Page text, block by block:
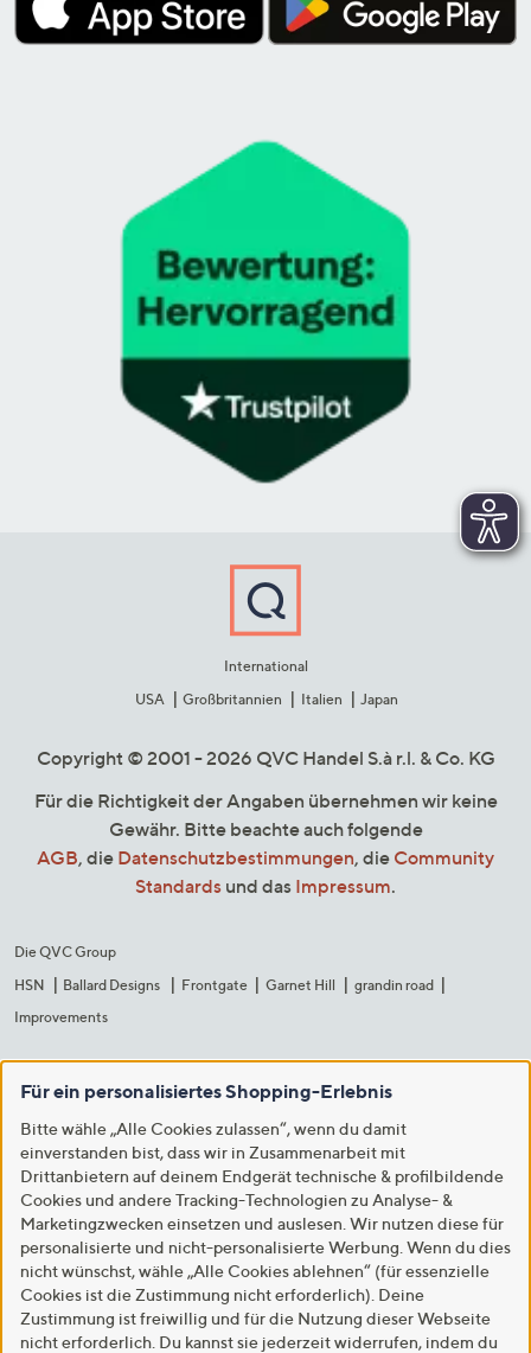
International
USA
Großbritannien Italien Japan
Copyright © 2001 - 2026 QVC Handel S.à r.l. & Co. KG
Für die Richtigkeit der Angaben übernehmen wir keine
Gewähr. Bitte beachte auch folgende
AGB, die Datenschutzbestimmungen, die Community
Standards und das Impressum.
Die QVC Group
HSN
Ballard Designs Frontgate Garnet Hill
grandin road
Improvements
Für ein personalisiertes Shopping-Erlebnis
Bitte wähle „Alle Cookies zulassen“, wenn du damit
einverstanden bist, dass wir in Zusammenarbeit mit
Drittanbietern auf deinem Endgerät technische & profilbildende
Cookies und andere Tracking-Technologien zu Analyse- &
Marketingzwecken einsetzen und auslesen. Wir nutzen diese für
personalisierte und nicht-personalisierte Werbung. Wenn du dies
nicht wünschst, wähle „Alle Cookies ablehnen“ (für essenzielle
Cookies ist die Zustimmung nicht erforderlich). Deine
Zustimmung ist freiwillig und für die Nutzung dieser Webseite
nicht erforderlich. Du kannst sie jederzeit widerrufen, indem du